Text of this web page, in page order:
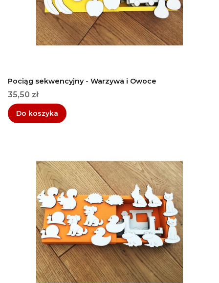
Pociąg sekwencyjny - Warzywa i Owoce
Cena
35,50 zł
Do koszyka